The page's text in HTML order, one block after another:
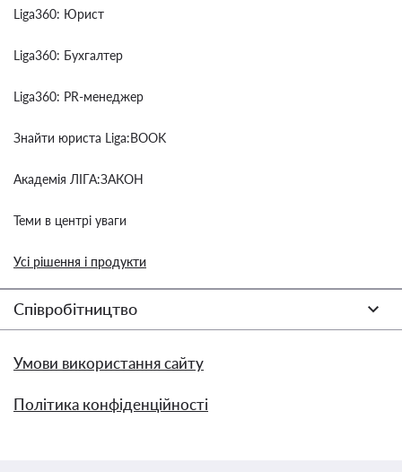
Liga360: Юрист
Liga360: Бухгалтер
Liga360: PR-менеджер
Знайти юриста Liga:BOOK
Академія ЛІГА:ЗАКОН
Теми в центрі уваги
Усі рішення і продукти
Співробітництво
Умови використання сайту
Політика конфіденційності